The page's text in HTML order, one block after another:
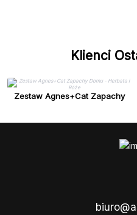
Klienci
Zestaw Agnes+Cat Zapachy